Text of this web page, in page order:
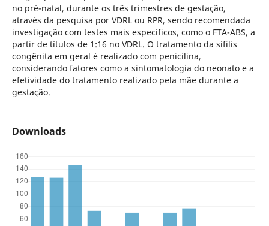
no pré-natal, durante os três trimestres de gestação,
através da pesquisa por VDRL ou RPR, sendo recomendada
investigação com testes mais específicos, como o FTA-ABS, a
partir de títulos de 1:16 no VDRL. O tratamento da sífilis
congênita em geral é realizado com penicilina,
considerando fatores como a sintomatologia do neonato e a
efetividade do tratamento realizado pela mãe durante a
gestação.
Downloads